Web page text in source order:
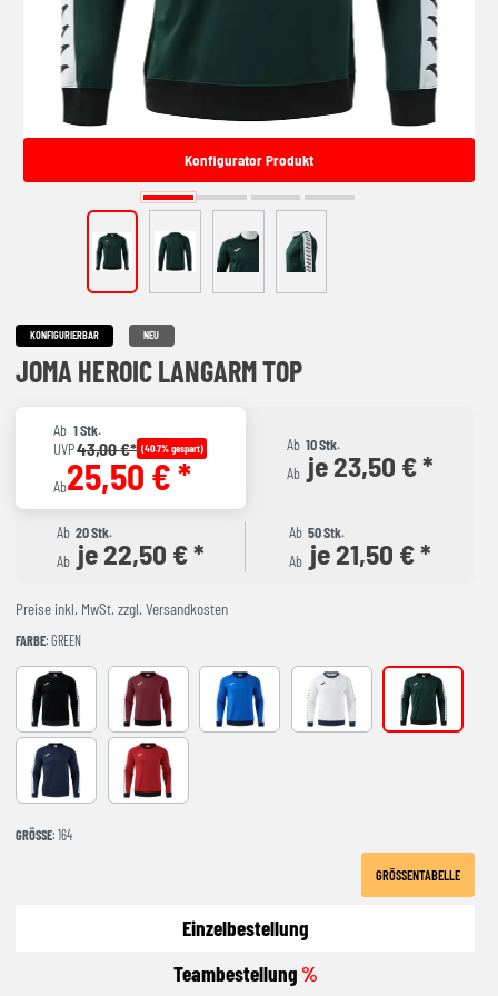
Konfigurator Produkt
KONFIGURIERBAR NEU
JOMA HEROIC LANGARM TOP
Ab 1 Stk.
UVP43,00 €* (40.7% gespart)
Ab25,50 € *
Ab 10 Stk.
Ab je 23,50 € *
Ab 20 Stk.
Ab je 22,50 € *
Ab 50 Stk.
Ab je 21,50 € *
Preise inkl. MwSt. zzgl. Versandkosten
FARBE: GREEN
BLACK-ANTHRACITEBURGUNDY ROYAL-NAVY WHITE-NAVY green
NAVY RED-BLACK
GRÖSSE : 164
GRÖSSENTABELLE
Einzelbestellung
Teambestellung%